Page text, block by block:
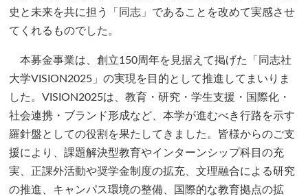
史と未来を共に担う「同志」であることを改めて実感させ
てくれるものでした。
本募金事業は、創立150周年を見据えて掲げた「同志社
大学VISION2025」の実現を目的として推進してまいりま
した。VISION2025は、教育・研究・学生支援・国際化・
社会連携・ブランド形成など、本学が進むべき行路を示す
羅針盤としての役割を果たしてきました。皆様からのご支
援により、課題解決型教育やインターンシップ科目の充
実、正課外活動や奨学金制度の拡充、文理融合による研究
の推進、キャンパス環境の整備、国際的な教育拠点の拡